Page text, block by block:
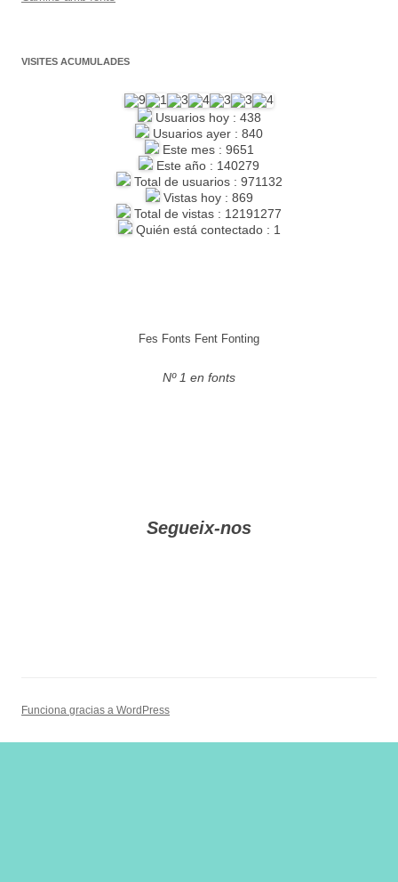
VISITES ACUMULADES
Usuarios hoy : 438
Usuarios ayer : 840
Este mes : 9651
Este año : 140279
Total de usuarios : 971132
Vistas hoy : 869
Total de vistas : 12191277
Quién está contectado : 1
Fes Fonts Fent Fonting
Nº 1 en fonts
Segueix-nos
Funciona gracias a WordPress